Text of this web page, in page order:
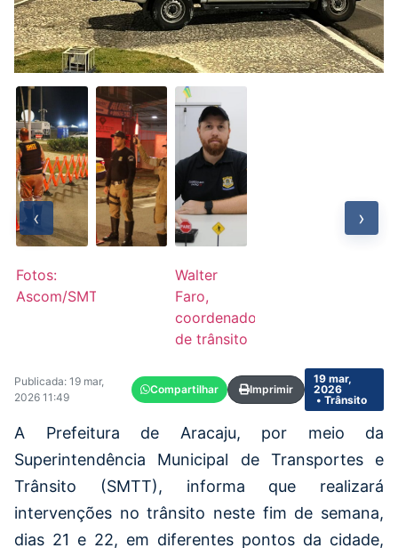
‹
Fotos:
Ascom/SMTT
Walter
Faro,
coordenador
de trânsito
›
Publicada: 19 mar,
2026 11:49
Compartilhar Imprimir
19 mar,
2026
• Trânsito
A Prefeitura de Aracaju, por meio da
Superintendência Municipal de Transportes e
Trânsito (SMTT), informa que realizará
intervenções no trânsito neste fim de semana,
dias 21 e 22, em diferentes pontos da cidade,